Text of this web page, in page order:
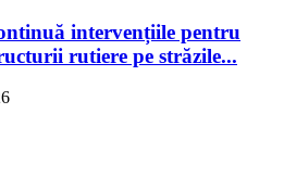
intervențiile pentru
rutiere pe străzile...